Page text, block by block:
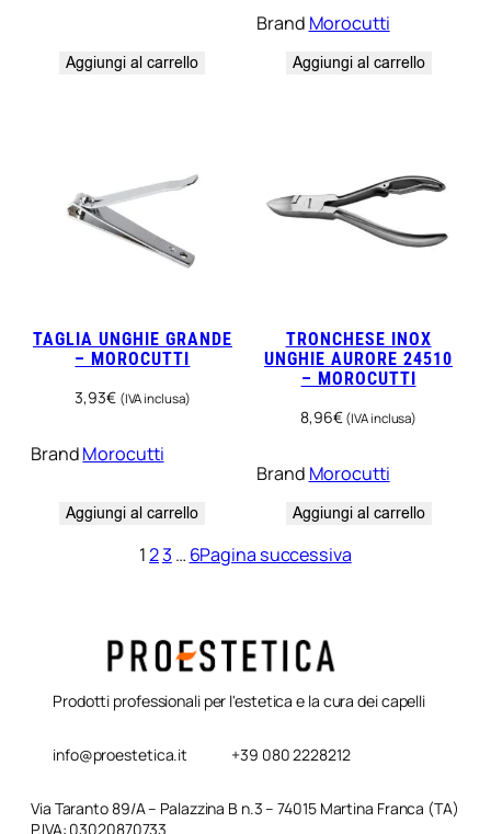
Aggiungi al carrello
Brand Morocutti
Aggiungi al carrello
TAGLIA UNGHIE GRANDE
– MOROCUTTI
3,93€ (IVA inclusa)
BrandMorocutti
Aggiungi al carrello
TRONCHESE INOX
UNGHIE AURORE 24510
– MOROCUTTI
8,96€ (IVA inclusa)
Brand Morocutti
Aggiungi al carrello
123 … 6Pagina successiva
Prodotti professionali per l'estetica e la cura dei capelli
info@proestetica.it +39 080 2228212
Via Taranto 89/A – Palazzina B n.3 – 74015 Martina Franca (TA)
P.IVA: 03020870733